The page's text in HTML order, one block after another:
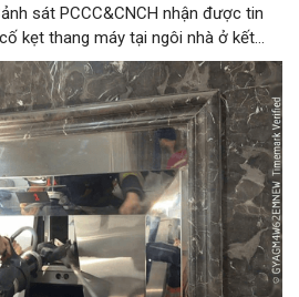
sát PCCC&CNCH nhận được tin
kẹt thang máy tại ngôi nhà ở kết
số 1C Định Công Thượng, phường
(trong đó có 8 cháu nhỏ) bị mắc kẹt.